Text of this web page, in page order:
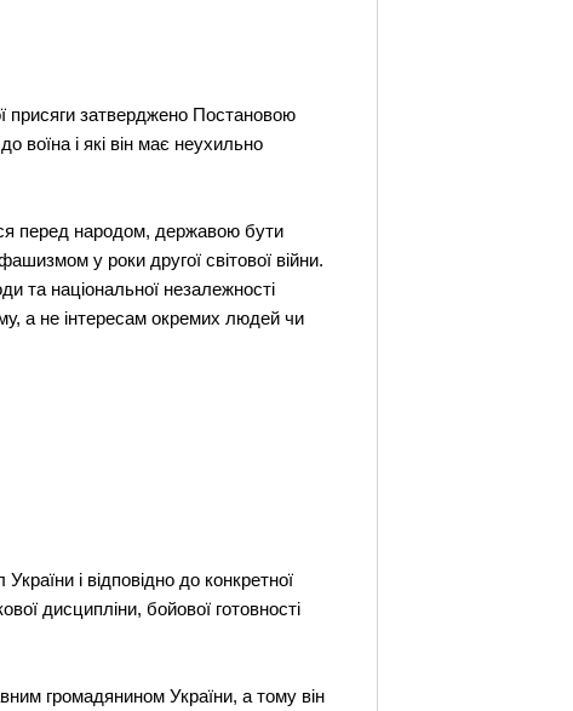
присяги затверджено Постановою
воїна і які він має неухильно
перед народом, державою бути
у роки другої світової війни.
та національної незалежності
а не інтересам окремих людей чи
і відповідно до конкретної
дисципліни, бойової готовності
громадянином України, а тому він